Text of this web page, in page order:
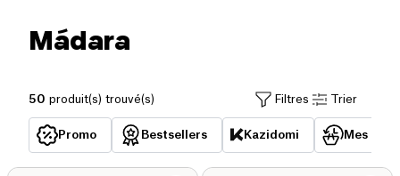
Mádara
50 produit(s) trouvé(s) Filtres Trier
Promo Bestsellers Kazidomi Mes